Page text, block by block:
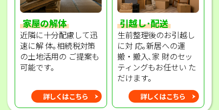
家屋の解体
近隣に十分配慮して迅
速に解 体｡相続税対策
の土地活用の ご提案も
可能です｡
詳しくはこちら
引越し･配送
生前整理後のお引越し
に対 応｡新居への運
搬・搬入､家 財のセッ
ティングもお任せい た
だけます｡
詳しくはこちら